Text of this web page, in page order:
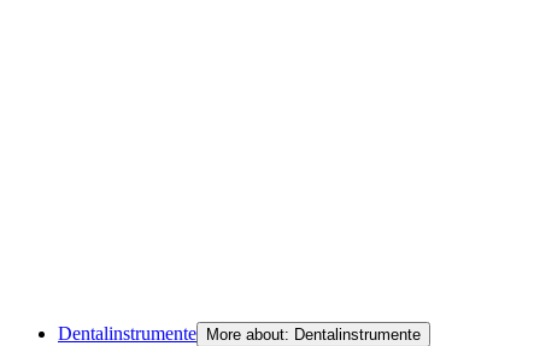
Dentalinstrumente More about: Dentalinstrumente